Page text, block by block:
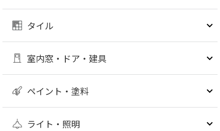
タイル
室内窓・ドア・建具
ペイント・塗料
ライト・照明